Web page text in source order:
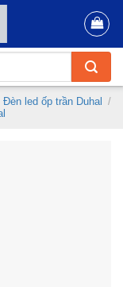
Đèn led ốp trần Duhal
/